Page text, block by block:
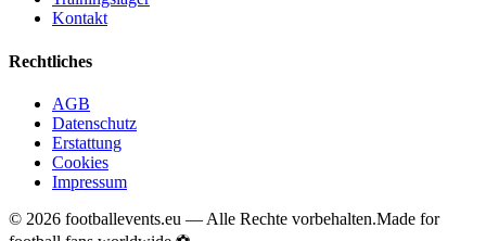
Kontakt
Rechtliches
AGB
Datenschutz
Erstattung
Cookies
Impressum
© 2026 footballevents.eu — Alle Rechte vorbehalten.Made for